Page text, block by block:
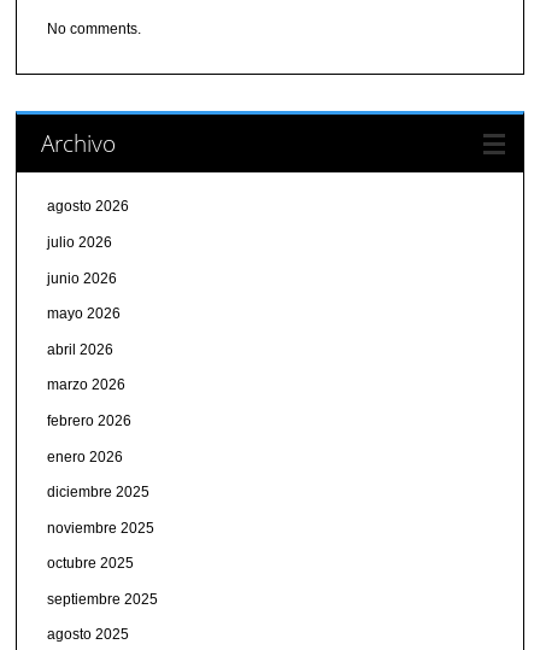
No comments.
Archivo
agosto 2026
julio 2026
junio 2026
mayo 2026
abril 2026
marzo 2026
febrero 2026
enero 2026
diciembre 2025
noviembre 2025
octubre 2025
septiembre 2025
agosto 2025